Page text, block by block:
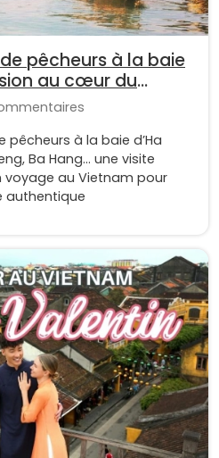
pêcheurs à la baie
au cœur du
pêcheurs à la baie d’Ha
Ba Hang… une visite
voyage au Vietnam pour
authentique